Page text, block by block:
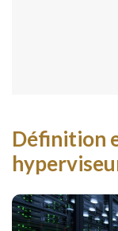
Définition